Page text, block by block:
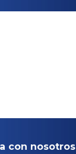
con nosotros